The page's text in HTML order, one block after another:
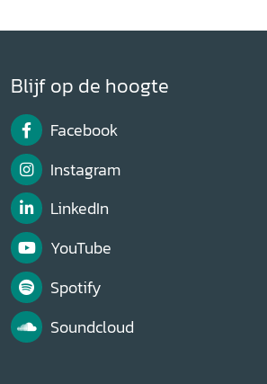
Blijf op de hoogte
Facebook
Instagram
LinkedIn
YouTube
Spotify
Soundcloud